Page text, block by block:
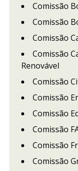
Comissão
Comissão
Comissão
Comissão
Renovável
Comissão
Comissão
Comissão
Comissão
Comissão
Comissão